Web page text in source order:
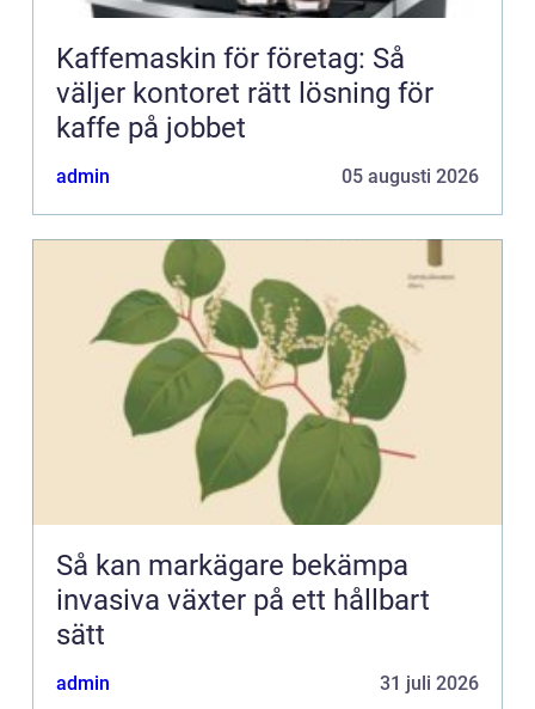
Kaffemaskin för företag: Så
väljer kontoret rätt lösning för
kaffe på jobbet
admin 05 augusti 2026
Så kan markägare bekämpa
invasiva växter på ett hållbart
sätt
admin 31 juli 2026